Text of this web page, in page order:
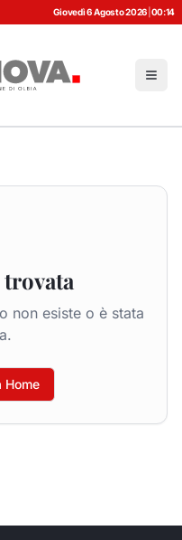
Giovedì 6 Agosto 2026 00:14
non esiste o è stata
Home